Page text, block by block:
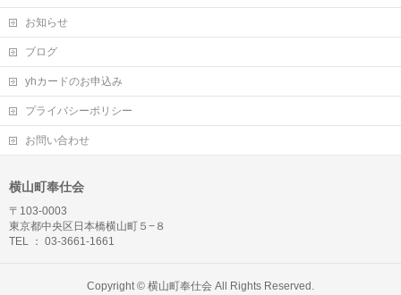
お知らせ
ブログ
yhカードのお申込み
プライバシーポリシー
お問い合わせ
横山町奉仕会
〒103-0003
東京都中央区日本橋横山町５−８
TEL ： 03-3661-1661
Copyright © 横山町奉仕会All Rights Reserved.